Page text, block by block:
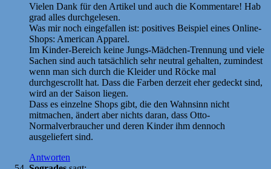
Vielen Dank für den Artikel und auch die Kommentare! Hab
grad alles durchgelesen.
Was mir noch eingefallen ist: positives Beispiel eines Online-
Shops: American Apparel.
Im Kinder-Bereich keine Jungs-Mädchen-Trennung und viele
Sachen sind auch tatsächlich sehr neutral gehalten, zumindest
wenn man sich durch die Kleider und Röcke mal
durchgescrollt hat. Dass die Farben derzeit eher gedeckt sind,
wird an der Saison liegen.
Dass es einzelne Shops gibt, die den Wahnsinn nicht
mitmachen, ändert aber nichts daran, dass Otto-
Normalverbraucher und deren Kinder ihm dennoch
ausgeliefert sind.
Antworten